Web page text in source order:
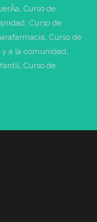
, Curso de
, Curso de
, Curso de
y a la comunidad,
, Curso de